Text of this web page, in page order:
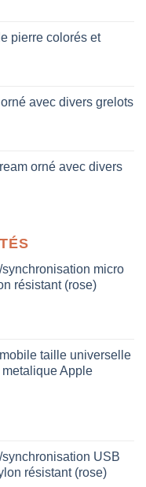
pierre colorés et
avec divers grelots
orné avec divers
micro
résistant (rose)
taille universelle
Apple
USB
résistant (rose)